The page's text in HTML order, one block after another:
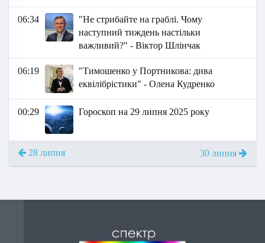
06:34
"Не стрибайте на граблі. Чому
наступний тиждень настільки
важливий?" - Віктор Шлінчак
06:19
"Тимошенко у Портникова: дива
еквілібрістики" - Олена Кудренко
00:29 Гороскоп на 29 липня 2025 року
28 липня 30 липня